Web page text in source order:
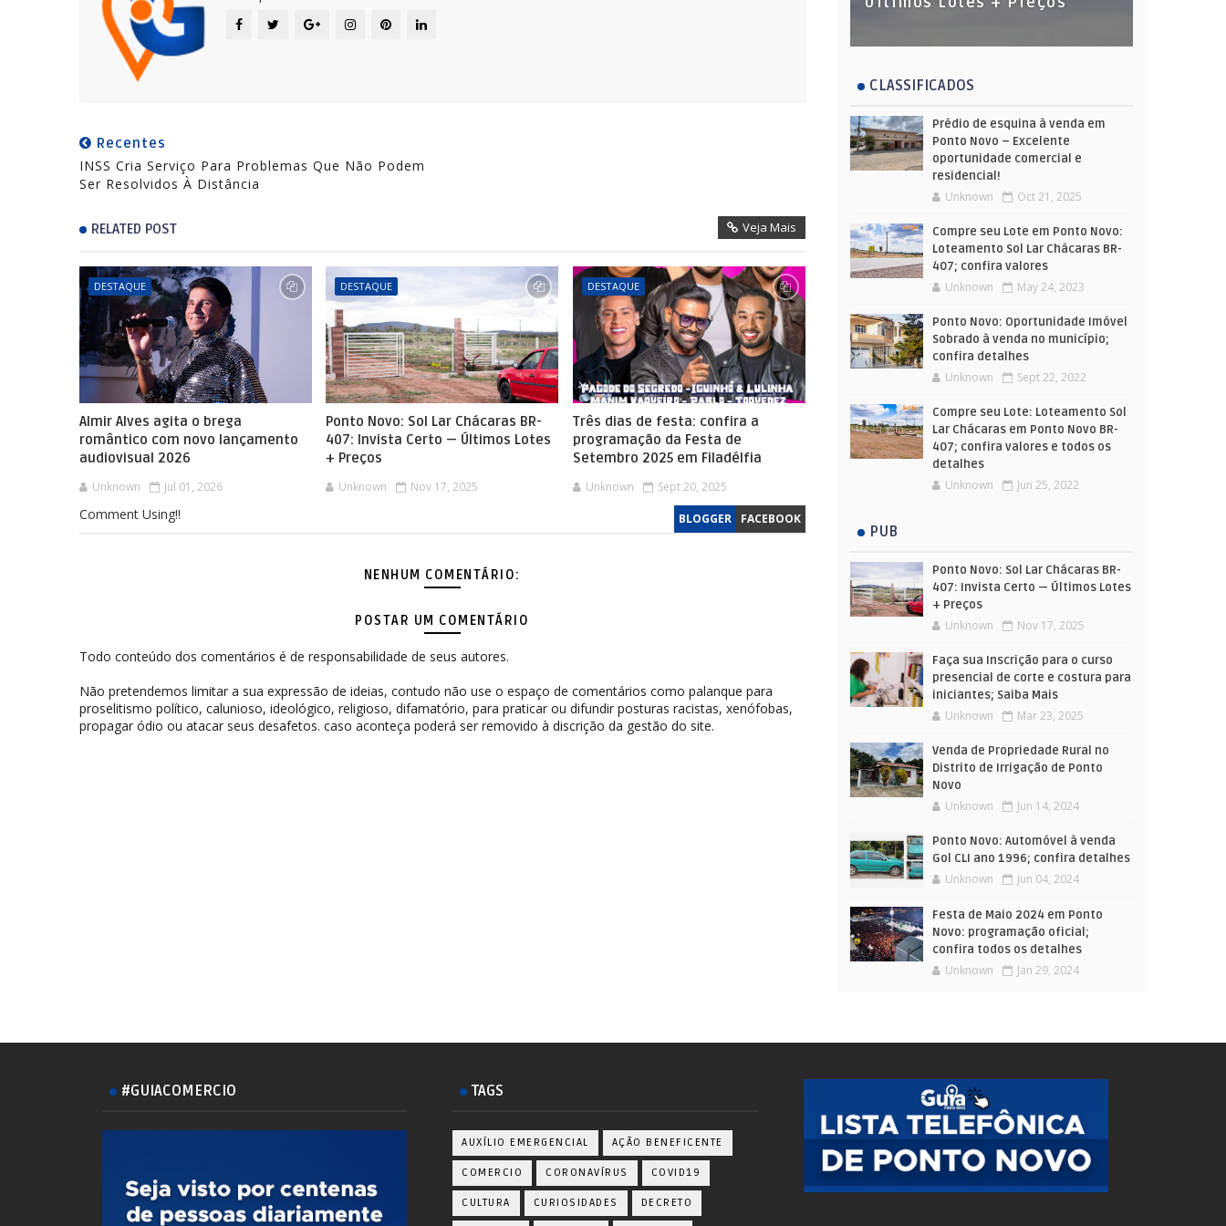
Recentes
INSS Cria Serviço Para Problemas Que Não Podem
Ser Resolvidos À Distância
RELATED POST Veja Mais
DESTAQUE
Almir Alves agita o brega
romântico com novo lançamento
audiovisual 2026
Unknown Jul 01, 2026
DESTAQUE
Ponto Novo: Sol Lar Chácaras BR-
407: Invista Certo — Últimos Lotes
+ Preços
Unknown Nov 17, 2025
DESTAQUE
Três dias de festa: confira a
programação da Festa de
Setembro 2025 em Filadélfia
Unknown Sept 20, 2025
BLOGGER FACEBOOK
Comment Using!!
NENHUM COMENTÁRIO:
POSTAR UM COMENTÁRIO
Todo conteúdo dos comentários é de responsabilidade de seus autores.
Não pretendemos limitar a sua expressão de ideias, contudo não use o espaço de comentários como palanque para
proselitismo político, calunioso, ideológico, religioso, difamatório, para praticar ou difundir posturas racistas, xenófobas,
propagar ódio ou atacar seus desafetos. caso aconteça poderá ser removido à discrição da gestão do site.
CLASSIFICADOS
Prédio de esquina à venda em
Ponto Novo – Excelente
oportunidade comercial e
residencial!
Unknown Oct 21, 2025
Compre seu Lote em Ponto Novo:
Loteamento Sol Lar Chácaras BR-
407; confira valores
Unknown May 24, 2023
Ponto Novo: Oportunidade Imóvel
Sobrado à venda no município;
confira detalhes
Unknown Sept 22, 2022
Compre seu Lote: Loteamento Sol
Lar Chácaras em Ponto Novo BR-
407; confira valores e todos os
detalhes
Unknown Jun 25, 2022
PUB
Ponto Novo: Sol Lar Chácaras BR-
407: Invista Certo — Últimos Lotes
+ Preços
Unknown Nov 17, 2025
Faça sua Inscrição para o curso
presencial de corte e costura para
iniciantes; Saiba Mais
Unknown Mar 23, 2025
Venda de Propriedade Rural no
Distrito de Irrigação de Ponto
Novo
Unknown Jun 14, 2024
Ponto Novo: Automóvel à venda
Gol CLI ano 1996; confira detalhes
Unknown Jun 04, 2024
Festa de Maio 2024 em Ponto
Novo: programação oficial;
confira todos os detalhes
Unknown Jan 29, 2024
#GUIACOMERCIO TAGS
AUXÍLIO EMERGENCIAL AÇÃO BENEFICENTE
COMERCIO CORONAVÍRUS COVID19
CULTURA CURIOSIDADES DECRETO